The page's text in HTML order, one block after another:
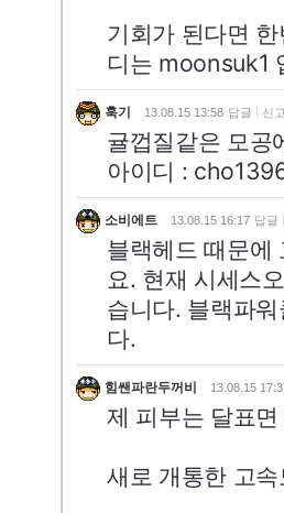
기회가 된다면
디는 moonsuk1
훅기 13.08.15 13:58 답글 신고
귤껍질같은 모공
아이디 :
소비에트 13.08.15 16:17 답글
블랙헤드 때문에
요. 현재 시세스
습니다. 블랙파
다.
힘쌘파란두꺼비 13.08.15
제 피부는 달표
새로 개통한 고